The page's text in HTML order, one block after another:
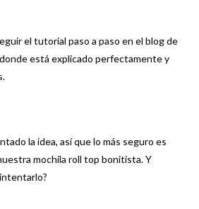
el tutorial paso a paso en el blog de
está explicado perfectamente y
la idea, así que lo más seguro es
mochila roll top bonitista. Y